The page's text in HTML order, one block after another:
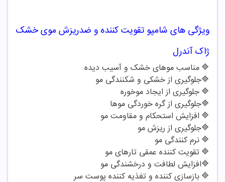
ویژگی های شامپو تقویت کننده و ضدریزش موی خشک
ژاک آندرل
🔷مناسب موهای خشک و آسیب دیده
🔷جلوگیری از خشکی و شکنندگی مو
🔷جلوگیری از ایجاد موخوره
🔷جلوگیری از گره خوردگی موها
🔷 افزایش استحکام و مقاومت مو
🔷جلوگیری از ریزش مو
🔷نرم کنندگی مو
🔷تقویت کننده عمقی تارهای مو
🔷افزایش لطافت و درخشندگی مو
🔷بازسازی کننده و تغذیه کننده پوست سر